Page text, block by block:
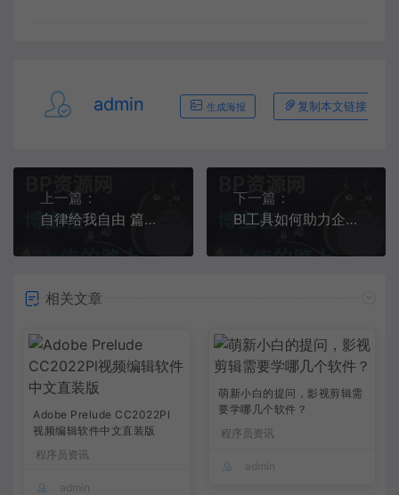
admin 生成海报 复制本文链接
上一篇：
自律给我自由 篇十一：打印运动动作或者计划，都可以从这个网站找到纪实：见中国人就打？该国满街都是排华标语，国人还是别去旅游了
下一篇：
BI工具如何助力企业实现数据驱动决策
相关文章
Adobe Prelude CC2022Pl
视频编辑软件中文直装版
程序员资讯
admin
萌新小白的提问，影视剪辑需
要学哪几个软件？
程序员资讯
admin